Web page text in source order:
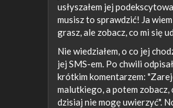
usłyszałem jej
musisz to sprawdzić! Ja
grasz, ale zobacz, co mi się
Nie wiedziałem, o co jej
jej SMS-em. Po chwili
krótkim komentarzem:
malutkiego, a potem zobacz,
dzisiaj nie mogę uwierzyć".